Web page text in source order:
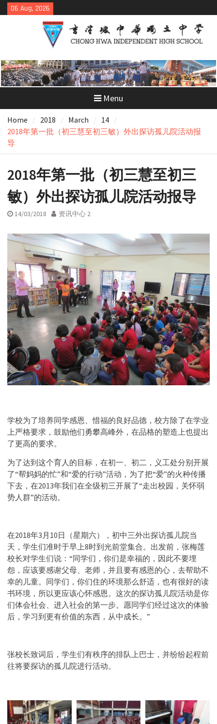
Skip
to
06 Aug, 2026
Menu
Home 2018 March
14
2018年第一批（初三慧至初三敏）外出探访孤儿院活动报
导
2018年第一批（初三慧至初三
敏）外出探访孤儿院活动报导
14/03/2018 资讯中心 2
学校为了培养同学感恩、惜福的良好品德，校方除了在学业
上严格要求，鼓励他们勇攀高峰外，在品格的塑造上也提出
了更高的要求。
为了达到这个育人的目标，在初一、初二，义工处分别开展
了“帮妈妈的忙”和“爱的行动”活动，为了把“爱”的火种传播
下去，在2013年我们在全级初三开展了“走出校园，关怀弱
势人群”的活动。
在2018年3月10日（星期六），初中三外出探访孤儿院当
天，学生们准时于早上8时到光前堂集合。出发前，张梅莲
校长对学生们说：“同学们，你们是幸福的，因此不要埋
怨，应该要感谢父母、老师，并且要有感恩的心，去帮助不
幸的儿童。同学们，你们住的环境那么舒适，也有很好的读
书环境，所以更应该心怀感恩。这次的探访孤儿院活动是你
们体会社会、进入社会的第一步。愿同学们经过这次的体验
后，学习到更有价值的东西，从中成长。”
张校长致词后，学生们有秩序的排队上巴士，并纷纷起程前
往将要探访的孤儿院进行活动。